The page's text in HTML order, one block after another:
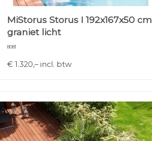
MiStorus Storus I 192x167x50 cm
graniet licht
8081
€ 1.320,–incl. btw